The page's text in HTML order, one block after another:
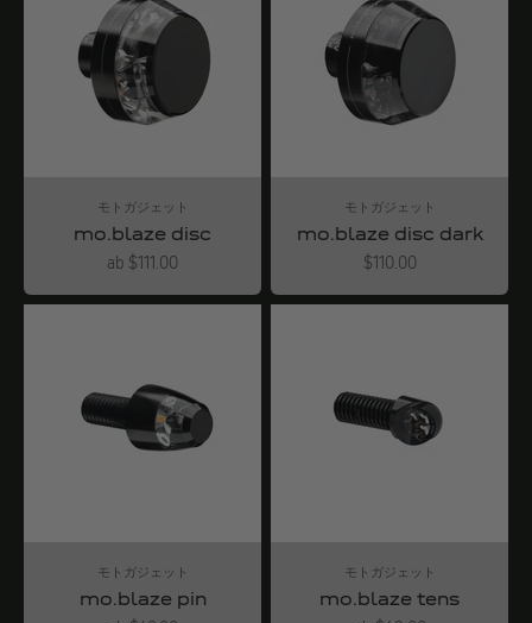
モトガジェット
mo.blaze disc
Angebot
ab $111.00
モトガジェット
mo.blaze disc dark
Angebot
$110.00
モトガジェット
mo.blaze pin
モトガジェット
mo.blaze tens